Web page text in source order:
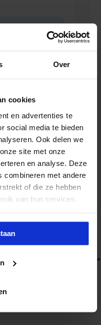
Over
cookies
en advertenties te
social media te bieden
Ook delen we
site met onze
en analyse. Deze
combineren met andere
of die ze hebben
van hun services.